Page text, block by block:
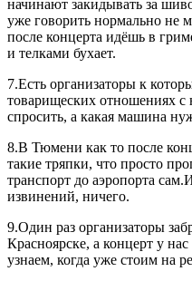
начинают закидывать за
уже говорить нормально не
после концерта идёшь в
и телками бухает.
7.Есть организаторы к
товарищеских отношениях
спросить, а какая машина
8.В Тюмени как то после
такие тряпки, что просто
транспорт до аэропорта
извинений, ничего.
9.Один раз организаторы
Красноярске, а концерт у
узнаем, когда уже стоим на